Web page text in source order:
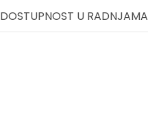
U RADNJAMA